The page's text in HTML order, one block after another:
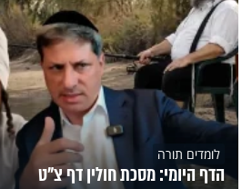
לומדים תורה
הדף היומי: מסכת חולין דף צ"ט